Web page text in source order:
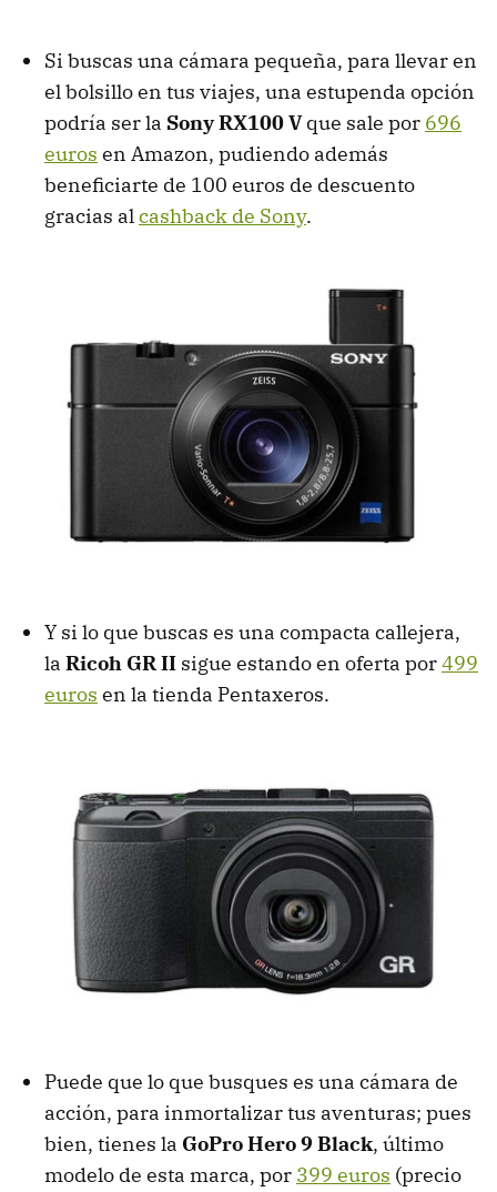
Si buscas una cámara pequeña, para llevar en
el bolsillo en tus viajes, una estupenda opción
podría ser la Sony RX100 Vque sale por 696
euros en Amazon, pudiendo además
beneficiarte de 100 euros de descuento
gracias alcashback de Sony.
Y si lo que buscas es una compacta callejera,
la Ricoh GR II sigue estando en oferta por499
euros en la tienda Pentaxeros.
Puede que lo que busques es una cámara de
acción, para inmortalizar tus aventuras; pues
bien, tienes la GoPro Hero 9 Black, último
modelo de esta marca, por 399 euros (precio